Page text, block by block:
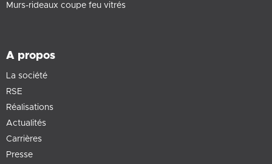
Murs-rideaux coupe feu vitrés
A propos
La société
RSE
Réalisations
Actualités
Carrières
Presse